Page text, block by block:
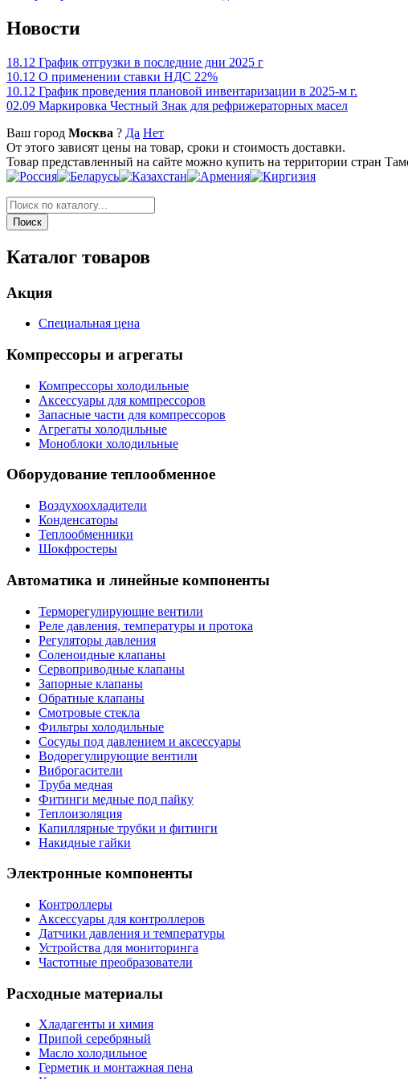
Новости
18.12 График отгрузки в последние дни 2025 г
10.12 О применении ставки НДС 22%
10.12 График проведения плановой инвентаризации в 2025-м г.
02.09 Маркировка Честный Знак для рефрижераторных масел
Ваш город Москва ? Да Нет
От этого зависят цены на товар, сроки и стоимость доставки.
Товар представленный на сайте можно купить на территории стран
Каталог товаров
Акция
Специальная цена
Компрессоры и агрегаты
Компрессоры холодильные
Аксессуары для компрессоров
Запасные части для компрессоров
Агрегаты холодильные
Моноблоки холодильные
Оборудование теплообменное
Воздухоохладители
Конденсаторы
Теплообменники
Шокфростеры
Автоматика и линейные компоненты
Терморегулирующие вентили
Реле давления, температуры и протока
Регуляторы давления
Соленоидные клапаны
Сервоприводные клапаны
Запорные клапаны
Обратные клапаны
Смотровые стекла
Фильтры холодильные
Сосуды под давлением и аксессуары
Водорегулирующие вентили
Виброгасители
Труба медная
Фитинги медные под пайку
Теплоизоляция
Капиллярные трубки и фитинги
Накидные гайки
Электронные компоненты
Контроллеры
Аксессуары для контроллеров
Датчики давления и температуры
Устройства для мониторинга
Частотные преобразователи
Расходные материалы
Хладагенты и химия
Припой серебряный
Масло холодильное
Герметик и монтажная пена